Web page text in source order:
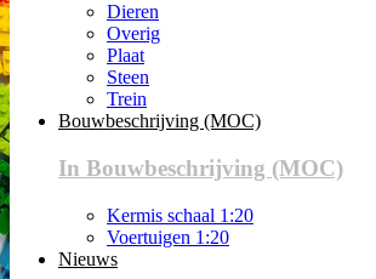
Dieren
Overig
Plaat
Steen
Trein
Bouwbeschrijving (MOC)
In Bouwbeschrijving (MOC)
Kermis schaal 1:20
Voertuigen 1:20
Nieuws